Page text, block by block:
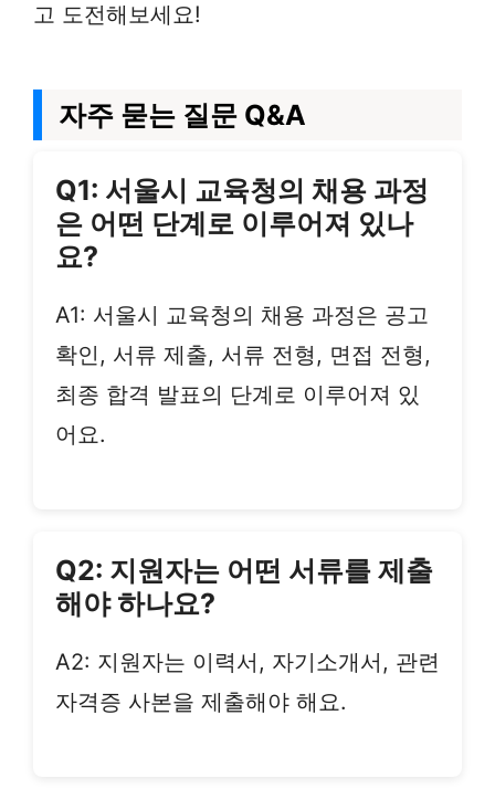
고 도전해보세요!
자주 묻는 질문 Q&A
Q1: 서울시 교육청의 채용 과정
은 어떤 단계로 이루어져 있나
요?
A1: 서울시 교육청의 채용 과정은 공고
확인, 서류 제출, 서류 전형, 면접 전형,
최종 합격 발표의 단계로 이루어져 있
어요.
Q2: 지원자는 어떤 서류를 제출
해야 하나요?
A2: 지원자는 이력서, 자기소개서, 관련
자격증 사본을 제출해야 해요.